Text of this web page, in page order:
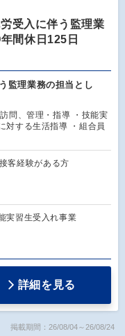
受入に伴う監理業
間休日125日
監理業務の担当とし
問、管理・指導 ・技能実
対する生活指導 ・組合員
客経験がある方
実習生受入れ事業
詳細を見る
掲載期間：26/08/04～26/08/24